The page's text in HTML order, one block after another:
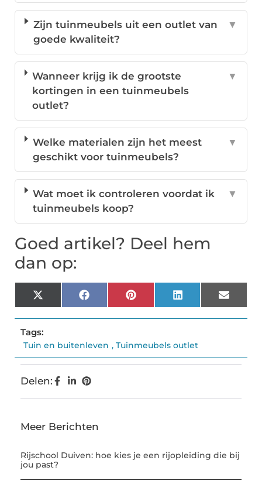
Zijn tuinmeubels uit een outlet van
goede kwaliteit?
▼
Wanneer krijg ik de grootste
kortingen in een tuinmeubels
outlet?
▼
Welke materialen zijn het meest
geschikt voor tuinmeubels?
▼
Wat moet ik controleren voordat ik
tuinmeubels koop?
▼
Goed artikel? Deel hem
dan op:
X
(Twitter)
FacebookPinterestLinkedInEmail
Tags:
Tuin en buitenleven , Tuinmeubels outlet
Delen:
Meer Berichten
Rijschool Duiven: hoe kies je een rijopleiding die bij
jou past?